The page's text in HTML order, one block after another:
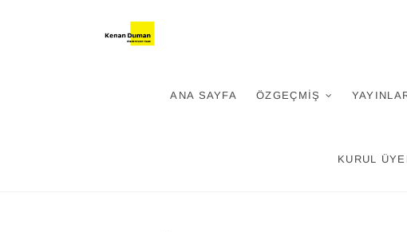
ANA SAYFA ÖZGEÇMIŞ
KURUL